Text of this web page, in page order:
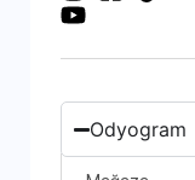
Odyogram